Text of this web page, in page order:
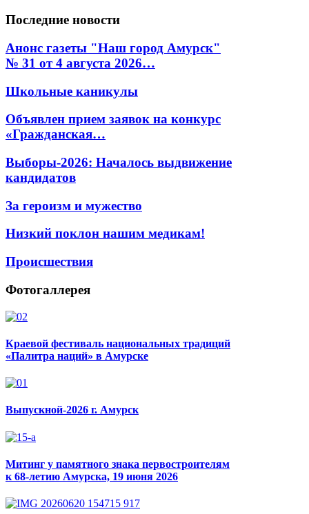
Последние новости
Анонс газеты "Наш город Амурск"
№ 31 от 4 августа 2026…
Школьные каникулы
Объявлен прием заявок на конкурс
«Гражданская…
Выборы-2026: Началось выдвижение
кандидатов
За героизм и мужество
Низкий поклон нашим медикам!
Происшествия
Фотогаллерея
Краевой фестиваль национальных традиций
«Палитра наций» в Амурске
Выпускной-2026 г. Амурск
Митинг у памятного знака первостроителям
к 68-летию Амурска, 19 июня 2026